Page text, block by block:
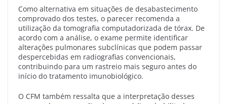
Como alternativa em situações de desabastecimento
comprovado dos testes, o parecer recomenda a
utilização da tomografia computadorizada de tórax. De
acordo com a análise, o exame permite identificar
alterações pulmonares subclínicas que podem passar
despercebidas em radiografias convencionais,
contribuindo para um rastreio mais seguro antes do
início do tratamento imunobiológico.
O CFM também ressalta que a interpretação desses